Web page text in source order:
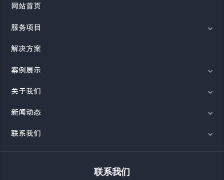
网站首页
服务项目
解决方案
案例展示
关于我们
新闻动态
联系我们
联系我们